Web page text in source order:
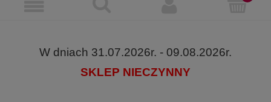
W dniach 31.07.2026r. - 09.08.2026r.
SKLEP NIECZYNNY